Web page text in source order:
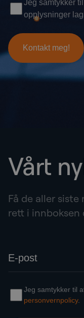
Vårt
Få de aller
rett i innboksen